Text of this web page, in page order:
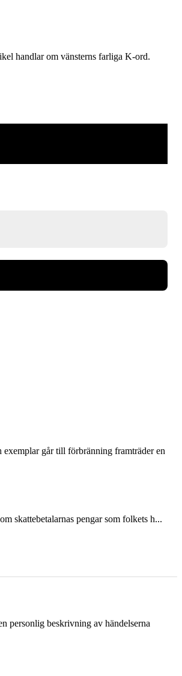
handlar om vänsterns farliga K-ord.
exemplar går till förbränning framträder en
skattebetalarnas pengar som folkets h...
personlig beskrivning av händelserna